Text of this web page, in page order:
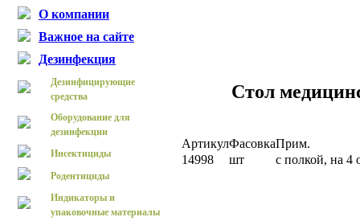
О компании
Важное на сайте
Дезинфекция
Дезинфицирующие
средства
Оборудование для
дезинфекции
Инсектициды
Родентициды
Индикаторы и
упаковочные материалы
Стол
АртикулФасовкаПрим.
14998
шт с полкой, на 4